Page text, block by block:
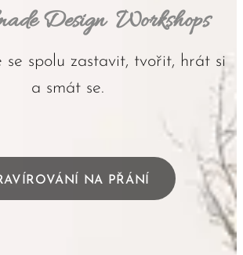
Design Workshops
spolu zastavit, tvořit, hrát si
a smát se.
NA PŘÁNÍ